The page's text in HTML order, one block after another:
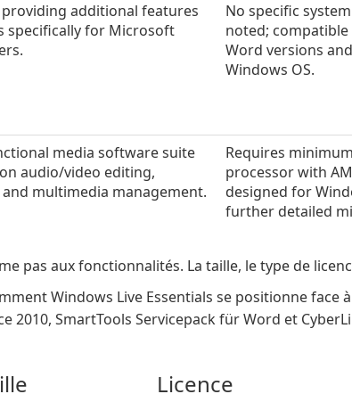
providing additional features
specifically for Microsoft
No specific
noted;
Word versions
Windows OS.
media software suite
audio/video editing,
multimedia management.
Requires
processor with
designed for
further detailed
pas aux fonctionnalités. La taille, le type de
Windows Live Essentials se positionne face
2010, SmartTools Servicepack für Word et
Licence